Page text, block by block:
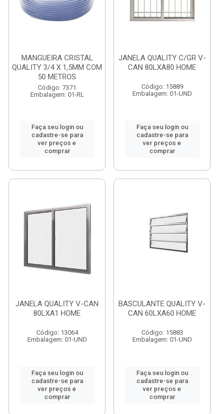
MANGUEIRA CRISTAL
QUALITY 3/4 X 1,5MM COM
50 METROS
Código: 7371
Embalagem: 01-RL
Faça seu login ou
cadastre-se para
ver preços e
comprar
JANELA QUALITY C/GR V-
CAN 80LXA80 HOME
Código: 15889
Embalagem: 01-UND
Faça seu login ou
cadastre-se para
ver preços e
comprar
JANELA QUALITY V-CAN
80LXA1 HOME
Código: 13064
Embalagem: 01-UND
Faça seu login ou
cadastre-se para
ver preços e
comprar
BASCULANTE QUALITY V-
CAN 60LXA60 HOME
Código: 15883
Embalagem: 01-UND
Faça seu login ou
cadastre-se para
ver preços e
comprar